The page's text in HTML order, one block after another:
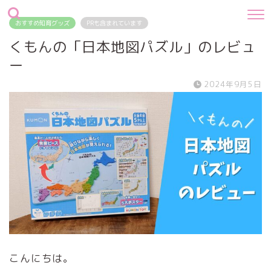
おすすめ知育グッズ PRも含まれています
くもんの「日本地図パズル」のレビュ
ー
2024年9月5日
こんにちは。